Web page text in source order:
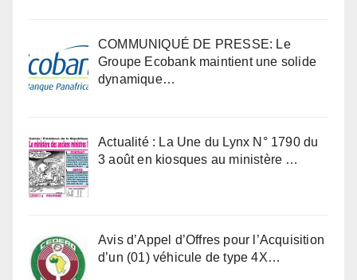
COMMUNIQUÉ DE PRESSE: Le
Groupe Ecobank maintient une solide
dynamique…
Actualité : La Une du Lynx N° 1790 du
3 août en kiosques au ministère …
Avis d’Appel d’Offres pour l’Acquisition
d’un (01) véhicule de type 4X…